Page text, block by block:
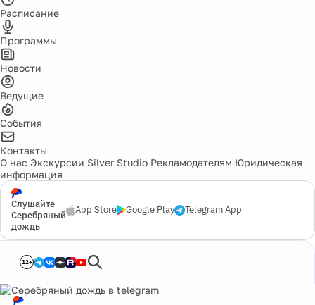
Расписание
Программы
Новости
Ведущие
События
Контакты
О нас Экскурсии Silver Studio Рекламодателям Юридическая
информация
Слушайте
Серебряный
дождь
App Store Google Play Telegram App
12+